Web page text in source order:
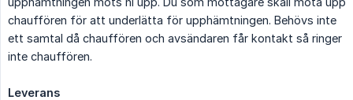
chauffören för att underlätta för upphämtningen. Behövs inte
ett samtal då chauffören och avsändaren får kontakt så ringer
inte chauffören.
Leverans